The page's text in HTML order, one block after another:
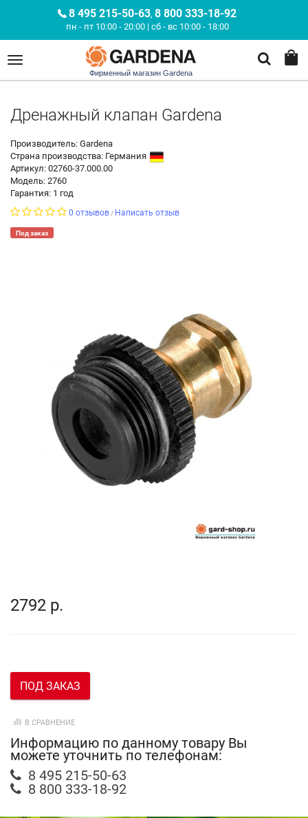
8 495 215-50-63, 8 800 333-18-92
пн - пт 10:00 - 20:00 | сб - вс 10:00 - 18:00
Фирменный магазин Gardena
Дренажный клапан Gardena
Производитель: Gardena
Страна производства: Германия
Артикул: 02760-37.000.00
Модель: 2760
Гарантия: 1 год
0 отзывов / Написать отзыв
Под заказ
2792 р.
ПОД ЗАКАЗ
В СРАВНЕНИЕ
Информацию по данному товару Вы
можете уточнить по телефонам:
8 495 215-50-63
8 800 333-18-92